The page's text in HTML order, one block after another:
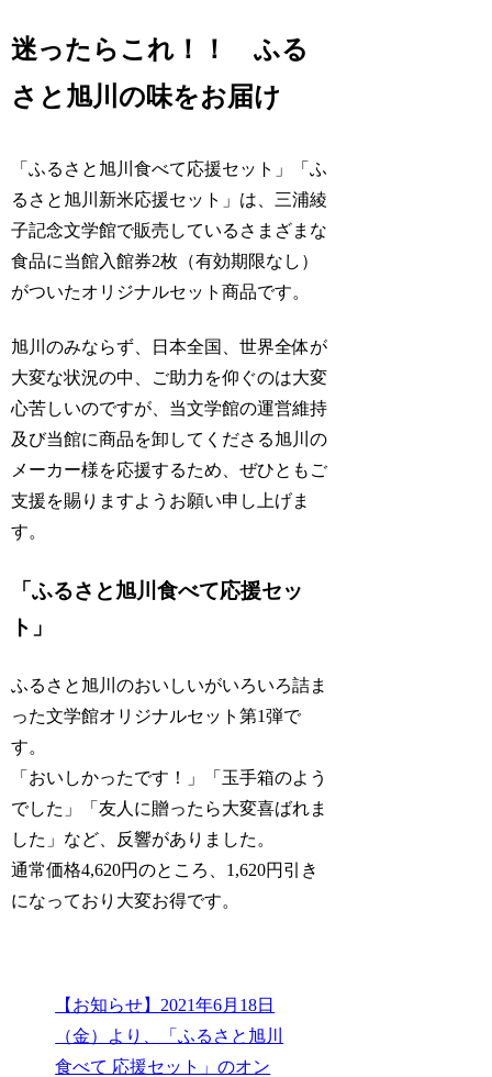
迷ったらこれ！！ ふる
さと旭川の味をお届け
「ふるさと旭川食べて応援セット」「ふ
るさと旭川新米応援セット」は、三浦綾
子記念文学館で販売しているさまざまな
食品に当館入館券2枚（有効期限なし）
がついたオリジナルセット商品です。
旭川のみならず、日本全国、世界全体が
大変な状況の中、ご助力を仰ぐのは大変
心苦しいのですが、当文学館の運営維持
及び当館に商品を卸してくださる旭川の
メーカー様を応援するため、ぜひともご
支援を賜りますようお願い申し上げま
す。
「ふるさと旭川食べて応援セッ
ト」
ふるさと旭川のおいしいがいろいろ詰ま
った文学館オリジナルセット第1弾で
す。
「おいしかったです！」「玉手箱のよう
でした」「友人に贈ったら大変喜ばれま
した」など、反響がありました。
通常価格4,620円のところ、1,620円引き
になっており大変お得です。
【お知らせ】2021年6月18日
（金）より、「ふるさと旭川
食べて 応援セット」のオン